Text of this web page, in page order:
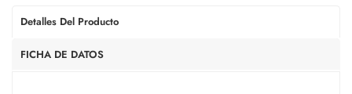
Detalles Del Producto
FICHA DE DATOS